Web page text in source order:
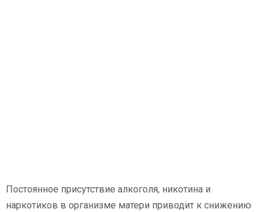
Постоянное присутствие алкоголя, никотина и
наркотиков в организме матери приводит к снижению